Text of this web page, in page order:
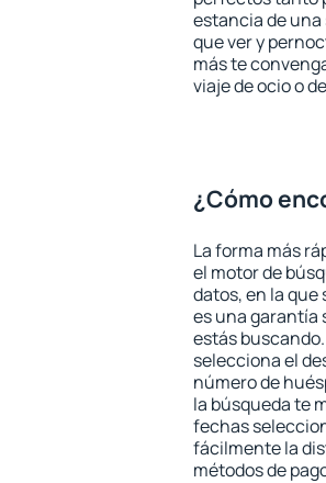
estancia de
que ver y
más te
viaje de ocio o
¿Cómo
La forma más
el motor de
datos, en la
es una garantía
estás
selecciona el
número de
la búsqueda te
fechas
fácilmente la
métodos de